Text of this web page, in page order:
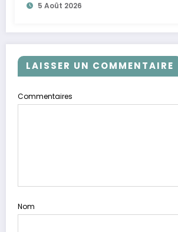
5 Août 2026
LAISSER UN COMMENTAIRE
Commentaires
Nom